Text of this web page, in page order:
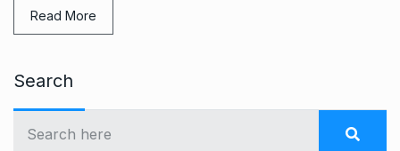
Read More
Search